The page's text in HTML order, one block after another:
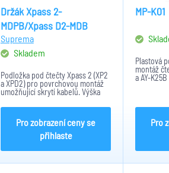
Držák Xpass 2-
MDPB/Xpass D2-MDB
Suprema
Skladem
Podložka pod čtečty Xpass 2 (XP2
a XPD2) pro povrchovou montáž
umožňující skrytí kabelů. Výška
Pro zobrazení ceny se
přihlaste
MP-K01
Plastová
montáž
a AY-
aby se
Pro